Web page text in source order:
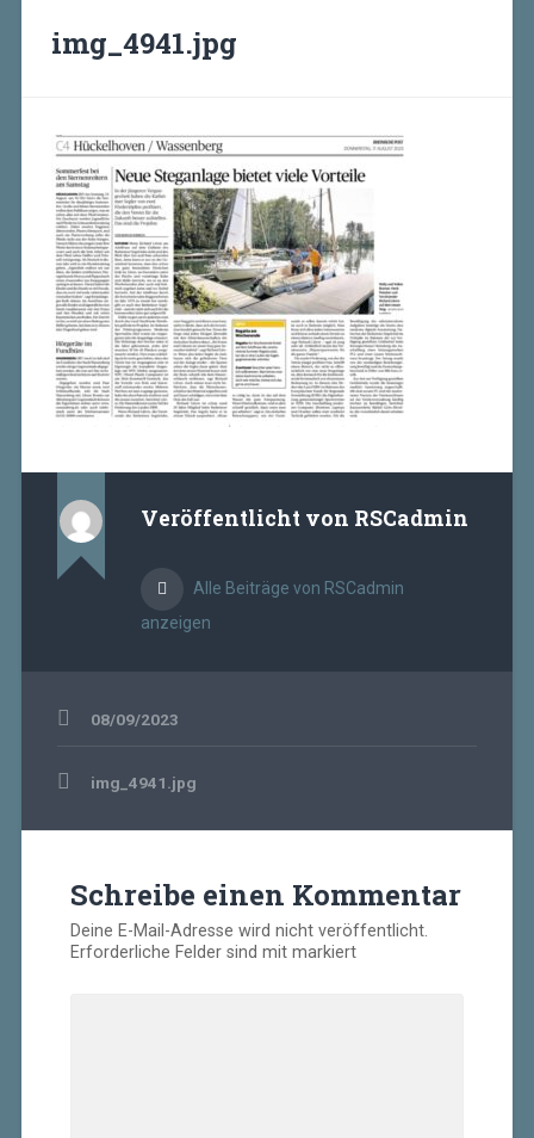
img_4941.jpg
Veröffentlicht von RSCadmin
Alle Beiträge von RSCadmin
anzeigen
08/09/2023
Beitragsnavigation
img_4941.jpg
Schreibe einen Kommentar
Deine E-Mail-Adresse wird nicht veröffentlicht.
Erforderliche Felder sind mitmarkiert